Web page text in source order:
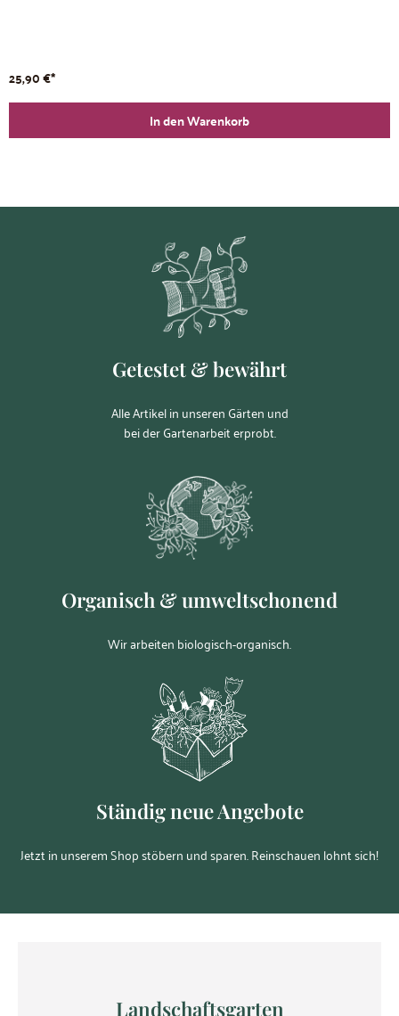
25,90 €*
In den Warenkorb
Getestet & bewährt
Alle Artikel in unseren Gärten und
bei der Gartenarbeit erprobt.
Organisch & umweltschonend
Wir arbeiten biologisch-organisch.
Ständig neue Angebote
Jetzt in unserem Shop stöbern und sparen. Reinschauen lohnt sich!
Landschaftsgarten